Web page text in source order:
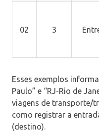
02 3
Esses exemplos
Paulo” e “RJ-Rio de
viagens de transporte/
como registrar a
(destino).